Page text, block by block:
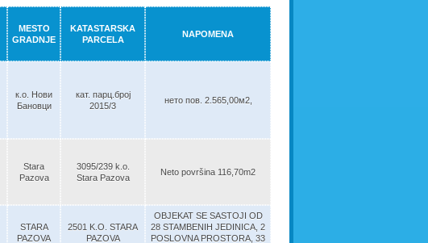
MESTO
GRADNJE
KATASTARSKA
PARCELA
NAPOMENA
к.о. Нови
Бановци
кат. парц.број
2015/3
нето пов. 2.565,00м2,
Stara
Pazova
3095/239 k.o.
Stara Pazova
Neto površina 116,70m2
STARA
PAZOVA
2501 K.O. STARA
PAZOVA
OBJEKAT SE SASTOJI OD
28 STAMBENIH JEDINICA, 2
POSLOVNA PROSTORA, 33